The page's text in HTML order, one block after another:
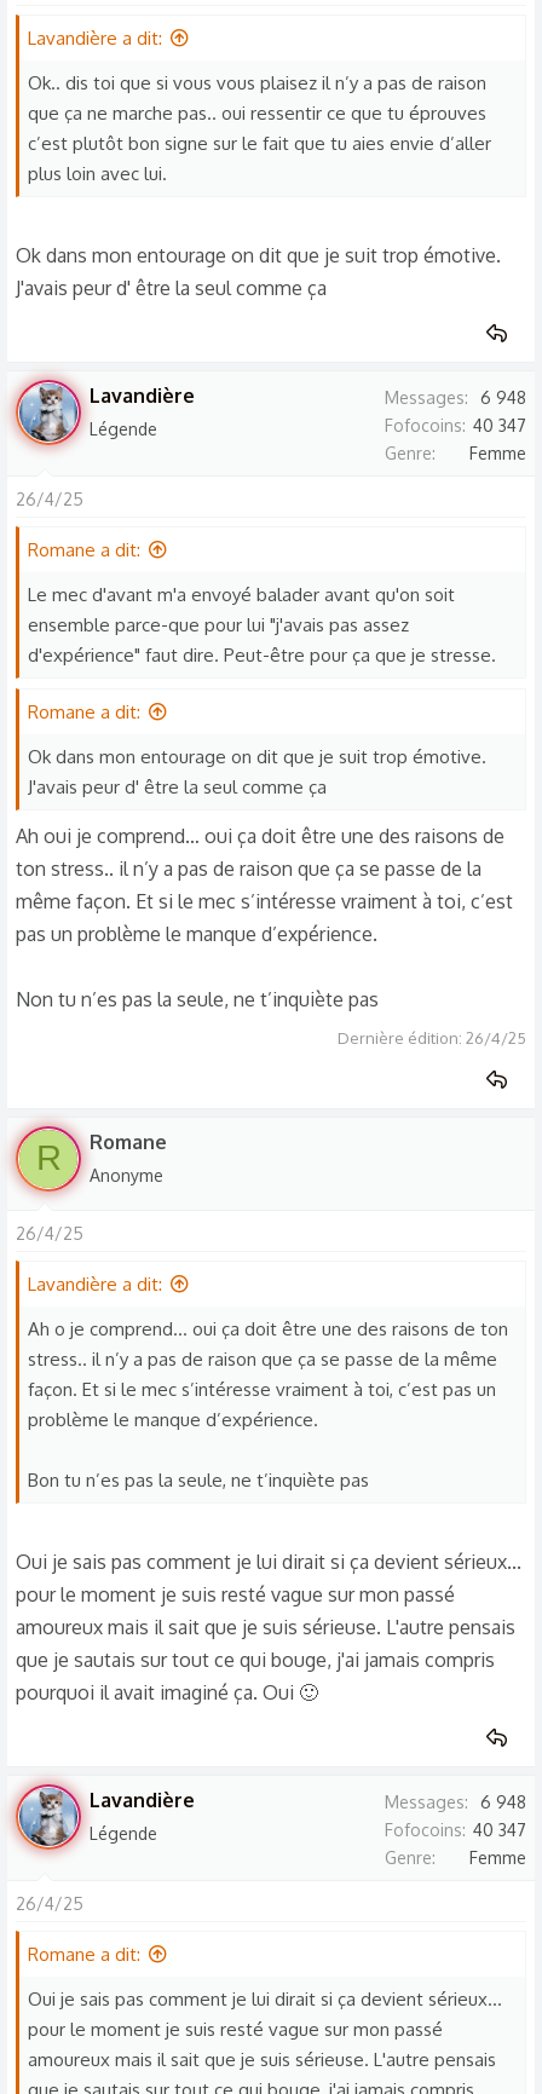
Lavandière a dit:
Ok.. dis toi que si vous vous plaisez il n’y a pas de raison
que ça ne marche pas.. oui ressentir ce que tu éprouves
c’est plutôt bon signe sur le fait que tu aies envie d’aller
plus loin avec lui.
Ok dans mon entourage on dit que je suit trop émotive.
J'avais peur d' être la seul comme ça
Lavandière
Légende
Messages
6 948
Fofocoins 40 347
Genre
Femme
26/4/25
Romane a dit:
Le mec d'avant m'a envoyé balader avant qu'on soit
ensemble parce-que pour lui "j'avais pas assez
d'expérience" faut dire. Peut-être pour ça que je stresse.
Romane a dit:
Ok dans mon entourage on dit que je suit trop émotive.
J'avais peur d' être la seul comme ça
Ah oui je comprend… oui ça doit être une des raisons de
ton stress.. il n’y a pas de raison que ça se passe de la
même façon. Et si le mec s’intéresse vraiment à toi, c’est
pas un problème le manque d’expérience.
Non tu n’es pas la seule, ne t’inquiète pas
Dernière édition: 26/4/25
R Romane
Anonyme
26/4/25
Lavandière a dit:
Ah o je comprend… oui ça doit être une des raisons de ton
stress.. il n’y a pas de raison que ça se passe de la même
façon. Et si le mec s’intéresse vraiment à toi, c’est pas un
problème le manque d’expérience.
Bon tu n’es pas la seule, ne t’inquiète pas
Oui je sais pas comment je lui dirait si ça devient sérieux...
pour le moment je suis resté vague sur mon passé
amoureux mais il sait que je suis sérieuse. L'autre pensais
que je sautais sur tout ce qui bouge, j'ai jamais compris
pourquoi il avait imaginé ça. Oui 🙂
Lavandière
Légende
Messages
6 948
Fofocoins 40 347
Genre
Femme
26/4/25
Romane a dit:
Oui je sais pas comment je lui dirait si ça devient sérieux...
pour le moment je suis resté vague sur mon passé
amoureux mais il sait que je suis sérieuse. L'autre pensais
que je sautais sur tout ce qui bouge, j'ai jamais compris